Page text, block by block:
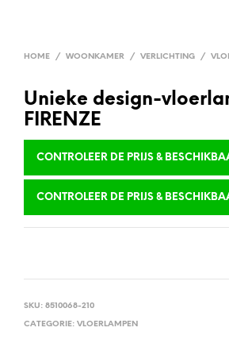
HOME / WOONKAMER / VERLICHTING /
Unieke design-
FIRENZE
CONTROLEER DE PRIJS &
CONTROLEER DE PRIJS &
SKU: 8510068-210
CATEGORIE: VLOERLAMPEN